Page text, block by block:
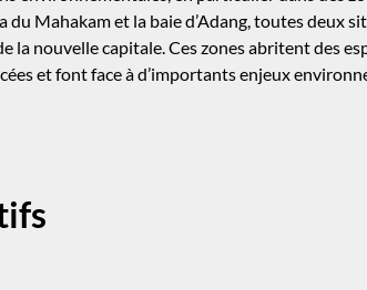
du Mahakam et la baie d’Adang, toutes deux
la nouvelle capitale. Ces zones abritent des
et font face à d’importants enjeux